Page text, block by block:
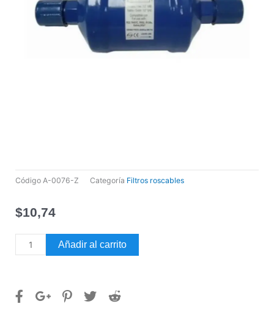
Código A-0076-Z Categoría Filtros roscables
$10,74
FILTRO
SECADOR
CONEXION
Añadir al carrito